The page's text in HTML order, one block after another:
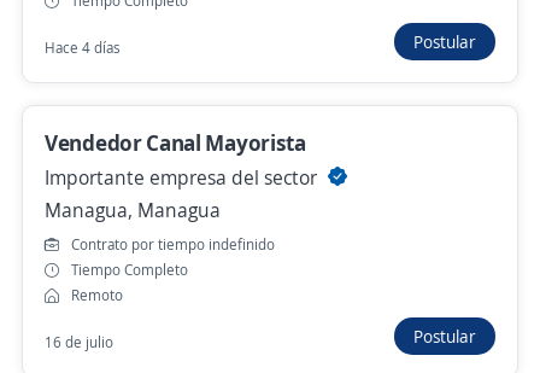
Importante empresa del sector
Masaya, Masaya
Remoto
9 de julio
Ya viste todas las ofertas de "ejecutivo de venta"
Estas opciones también podrían interesarte
Hace 4 días Postular
Vendedor Canal Mayorista
Importante empresa del sector
Managua, Managua
Contrato por tiempo indefinido
Tiempo Completo
Remoto
16 de julio Postular